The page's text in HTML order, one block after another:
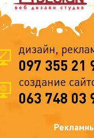
дизайн,
097 355 21
создание
063 748 03